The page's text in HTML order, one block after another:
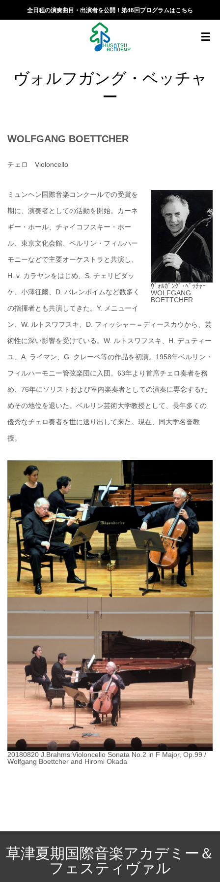
全日程の演奏曲目・出演者を公開！第46回プログラムはこちら
ヴォルフガング・ベッチャ
ー
WOLFGANG BOETTCHER
チェロ Violoncello
ｳﾞｫﾙｶﾞﾝｸﾞ･ﾍﾞｯﾁｬｰ
WOLFGANG
BOETTCHER
ミュンヘン国際音楽コンクールでの受賞を
期に、演奏者としての活動を開始。カーネ
ギー・ホール、チャイコフスキー・ホー
ル、東京文化会館、ベルリン・フィルハー
モニーなどで主要オーケストラと共演し、
H. v. カラヤンをはじめ、S. チェリビダッ
ケ、小澤征爾、D. バレンボイムなど数多く
の指揮者とも共演してきた。Y. メニューイ
ン、W. ルトスワフスキ、D. フィッシャー＝ディースカウから、芸
術性に深い影響を受けている。W. ルトスワフスキ、H. デュティー
ユ、A. ライマン、G. クレーベ等の作品を初演。1958年ベルリン・
フィルハーモニー管弦楽団に入団。63年より首席チェロ奏者を務
め、76年にソリストおよび室内楽奏者としての演奏に専念するた
めその地位を退いた。ベルリン芸術大学教授として、長年多くの
優秀なチェロ奏者を世に送り出して来た。現在、同大学名誉教
授。
20180820 J.Brahms:Violoncello Sonata No.2 in F Major, Op.99 /
Wolfgang Boettcher and Hiromi Okada
草津夏期国際音楽アカデミー＆
フェスティヴァル